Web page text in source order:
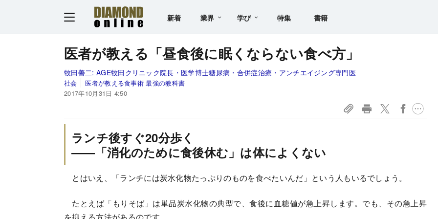
新着 業界 学び 特集 書籍
医者が教える「昼食後に眠くならない食べ方」
牧田善二: AGE牧田クリニック院長・医学博士糖尿病・合併症治療・アンチエイジング専門医
社会
医者が教える食事術 最強の教科書
2017年10月31日 4:50
ランチ後すぐ20分歩く
――「消化のために食後休む」は体によくない
とはいえ、「ランチには炭水化物たっぷりのものを食べたいんだ」という人もいるでしょう。
たとえば「もりそば」は単品炭水化物の典型で、食後に血糖値が急上昇します。でも、その急上昇
を抑える方法があるのです。